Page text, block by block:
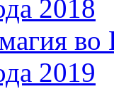
2018
во
2019